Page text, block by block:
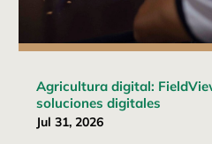
Agricultura digital:
soluciones digitales
Jul 31, 2026